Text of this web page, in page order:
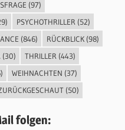
(97)
PSYCHOTHRILLER (52)
(846) RÜCKBLICK(98)
(30) THRILLER (443)
WEIHNACHTEN (37)
(50)
folgen: